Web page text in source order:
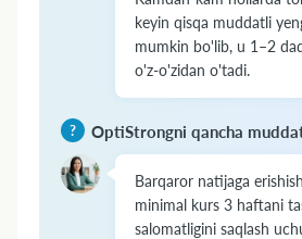
keyin qisqa muddatli
mumkin bo'lib, u 1–2
o'z-o'zidan o'tadi.
OptiStrongni qancha
Barqaror natijaga
minimal kurs 3 haftani
salomatligini saqlash